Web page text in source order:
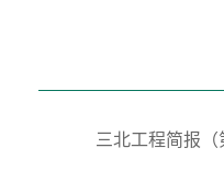
三北工程简报